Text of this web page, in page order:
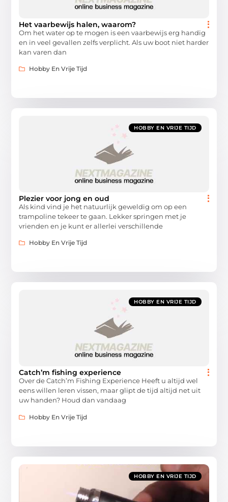
Het vaarbewijs halen, waarom?
Om het water op te mogen is een vaarbewijs erg handig
en in veel gevallen zelfs verplicht. Als uw boot niet harder
kan varen dan
Hobby En Vrije Tijd
HOBBY EN VRIJE TIJD
Plezier voor jong en oud
Als kind vind je het natuurlijk geweldig om op een
trampoline tekeer te gaan. Lekker springen met je
vrienden en je kunt er allerlei verschillende
Hobby En Vrije Tijd
HOBBY EN VRIJE TIJD
Catch’m fishing experience
Over de Catch’m Fishing Experience Heeft u altijd wel
eens willen leren vissen, maar glipt de tijd altijd net uit
uw handen? Houd dan vandaag
Hobby En Vrije Tijd
HOBBY EN VRIJE TIJD